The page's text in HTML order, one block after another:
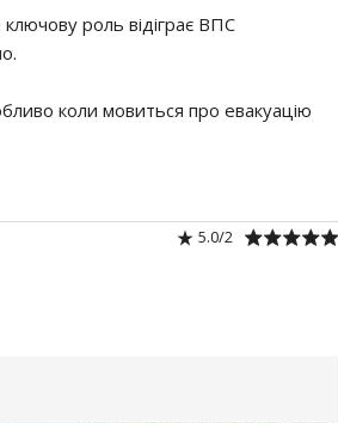
роль відіграє ВПС
коли мовиться про евакуацію
5.0/2